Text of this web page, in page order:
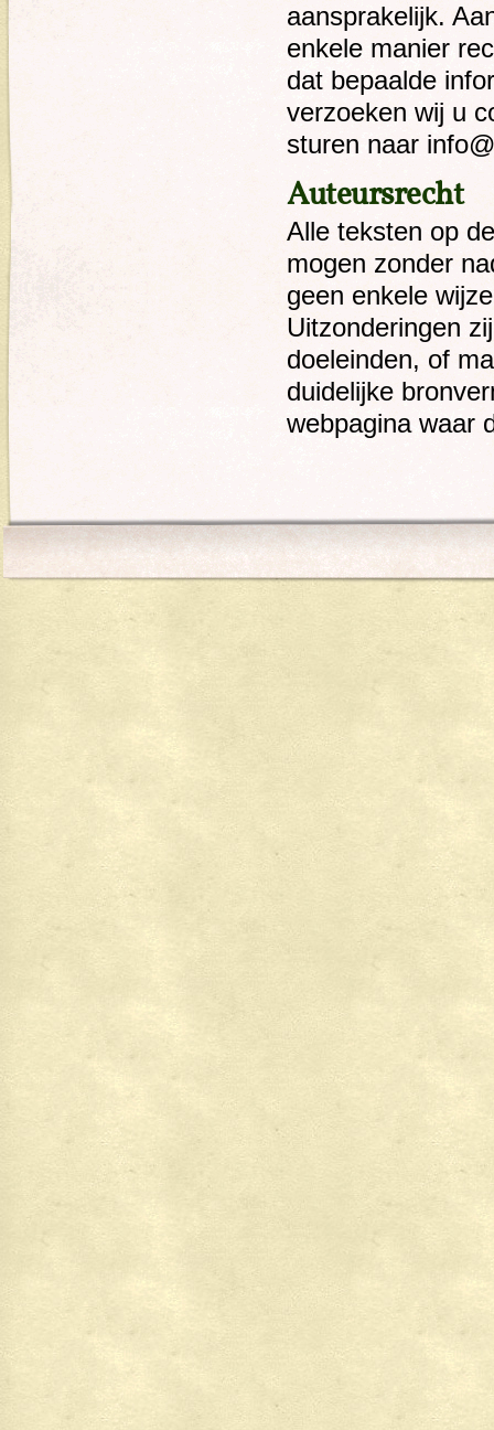
aansprakelijk.
enkele manier
dat bepaalde
verzoeken wij u
sturen naar
Auteursrecht
Alle teksten op
mogen zonder
geen enkele
Uitzonderingen
doeleinden, of
duidelijke
webpagina waar